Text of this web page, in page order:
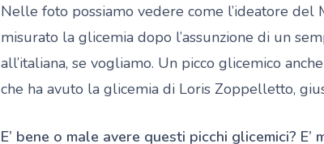
Nelle foto possiamo vedere come l’ideatore
misurato la glicemia dopo l’assunzione di un
all’italiana, se vogliamo. Un picco glicemico
che ha avuto la glicemia di Loris Zoppelletto,
E’ bene o male avere questi picchi glicemici? E’